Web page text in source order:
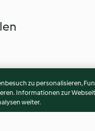
zu personalisieren,
Informationen zur
weiter.